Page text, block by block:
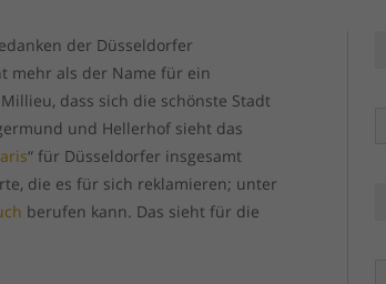
der Düsseldorfer
mehr als der Name für ein
dass sich die schönste Stadt
und Hellerhof sieht das
“ für Düsseldorfer insgesamt
die es für sich reklamieren; unter
berufen kann. Das sieht für die